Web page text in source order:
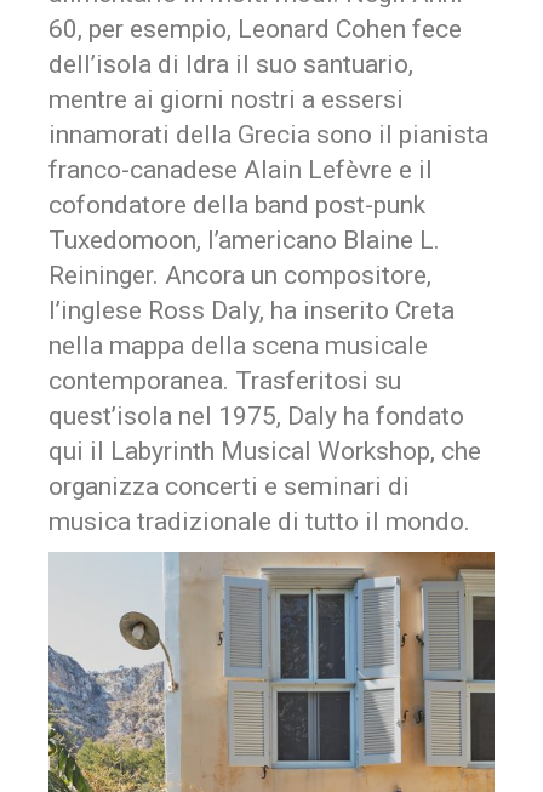
60, per esempio, Leonard Cohen fece
dell’isola di Idra il suo santuario,
mentre ai giorni nostri a essersi
innamorati della Grecia sono il pianista
franco-canadese Alain Lefèvre e il
cofondatore della band post-punk
Tuxedomoon, l’americano Blaine L.
Reininger. Ancora un compositore,
l’inglese Ross Daly, ha inserito Creta
nella mappa della scena musicale
contemporanea. Trasferitosi su
quest’isola nel 1975, Daly ha fondato
qui il Labyrinth Musical Workshop, che
organizza concerti e seminari di
musica tradizionale di tutto il mondo.